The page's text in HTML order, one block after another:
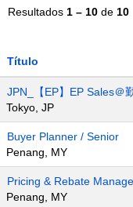
Resultados 1 – 10 de 10
Título
JPN_【EP】EP Sales＠
Tokyo, JP
Buyer Planner / Senior
Penang, MY
Pricing & Rebate
Penang, MY